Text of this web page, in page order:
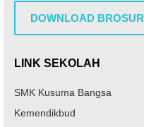
DOWNLOAD BROSUR
LINK SEKOLAH
SMK Kusuma Bangsa
Kemendikbud